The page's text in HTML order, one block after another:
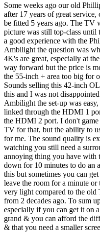
Some weeks ago our old
after 17 years of great
be fitted 5 years ago. The TV
picture was still top-class until
a good experience with the
Ambilight the question was
4K's are great, especially at
way forward but the price is
the 55-inch + area too big for
Sounds selling this 42-inch
this and I was not
Ambilight the set-up was
linked through the HDMI 1
the HDMI 2 port. I don't game
TV for that, but the ability to
for me. The sound quality is
watching you still need a
annoying thing you have with
down for 10 minutes to do an
this but sometimes you can
leave the room for a minute or
very light compared to the
from 2 decades ago. To sum
especially if you can get it on
grand & you can afford the
& that you need a smaller